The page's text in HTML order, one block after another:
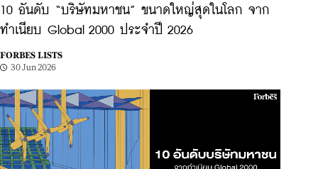
10 อันดับ “บริษัทมหาชน” ขนาดใหญ่สุดในโลก จาก
ทำเนียบ Global 2000 ประจำปี 2026
FORBES LISTS
30 Jun 2026